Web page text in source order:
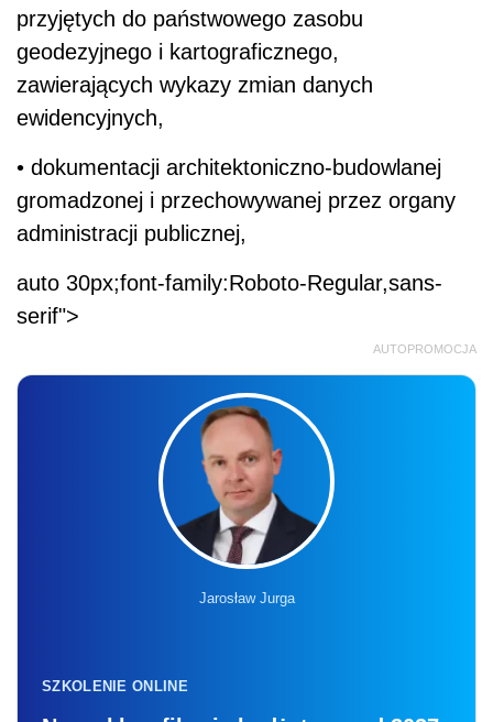
przyjętych do państwowego zasobu
geodezyjnego i kartograficznego,
zawierających wykazy zmian danych
ewidencyjnych,
• dokumentacji architektoniczno-budowlanej
gromadzonej i przechowywanej przez organy
administracji publicznej,
auto 30px;font-family:Roboto-Regular,sans-
serif">
AUTOPROMOCJA
Jarosław Jurga
SZKOLENIE ONLINE